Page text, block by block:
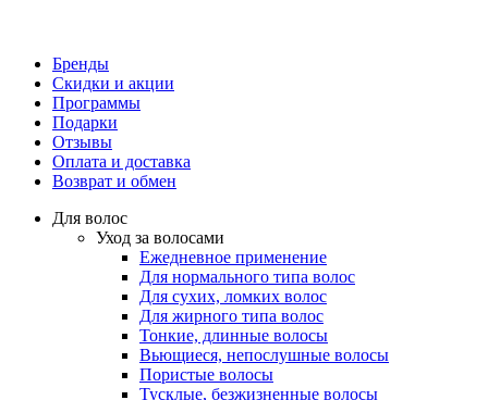
Бренды
Скидки и акции
Программы
Подарки
Отзывы
Оплата и доставка
Возврат и обмен
Для волос
Уход за волосами
Ежедневное применение
Для нормального типа волос
Для сухих, ломких волос
Для жирного типа волос
Тонкие, длинные волосы
Вьющиеся, непослушные волосы
Пористые волосы
Тусклые, безжизненные волосы